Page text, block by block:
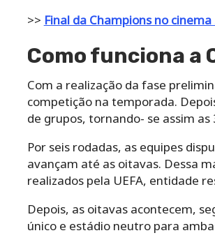
>> Final da Champions no
Como funciona a
Com a realização da fase
competição na temporada.
de grupos, tornando- se assim
Por seis rodadas, as equipes
avançam até as oitavas. Dessa
realizados pela UEFA, entidade
Depois, as oitavas acontecem,
único e estádio neutro para